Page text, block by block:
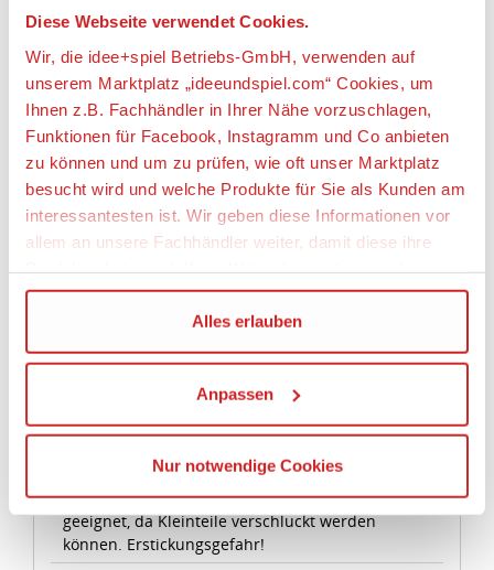
Diese Webseite verwendet Cookies.
Wir, die idee+spiel Betriebs-GmbH, verwenden auf
unserem Marktplatz „ideeundspiel.com“ Cookies, um
Ihnen z.B. Fachhändler in Ihrer Nähe vorzuschlagen,
Funktionen für Facebook, Instagramm und Co anbieten
zu können und um zu prüfen, wie oft unser Marktplatz
besucht wird und welche Produkte für Sie als Kunden am
interessantesten ist. Wir geben diese Informationen vor
allem an unsere Fachhändler weiter, damit diese ihre
Wir verwenden den Google Tag Manager um weitere
Dienste einzubinden.
Wenn Sie auf „Alles erlauben“, klicken, werden ein Teil
Ihrer personenbezogener Daten in die USA übertragen.
Die USA ist ein Drittland, dass nicht von einem
Kommission erfasst wird, und daher kein angemessenes
Schutzniveau für personenbezogene Daten bietet. Durch
Alles erlauben
Anpassen
Nur notwendige Cookies
•Der Frontlader ist über 4 cm hoch, 8 cm lang und 3
cm breit
Artikeleigenschaften:
Anzahl Teile
64
Geeignetes Alter
Angaben zur Produktsicherheit:
LEGO System A/S, Aastvej 1, 7190 Billund,
Dänemark, https://www.lego.com,
geeignet, da Kleinteile verschluckt werden
können. Erstickungsgefahr!